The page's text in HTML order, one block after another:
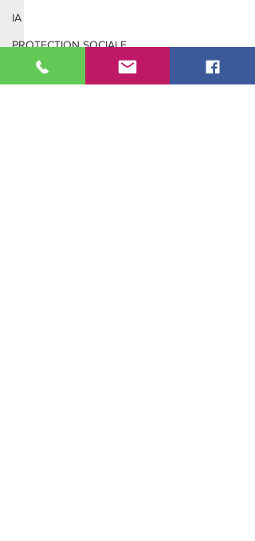
IA
PROTECTION SOCIALE